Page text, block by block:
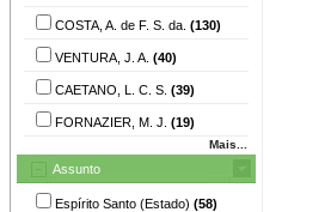
COSTA, A. de F. S. da. (130)
VENTURA, J. A. (40)
CAETANO, L. C. S. (39)
FORNAZIER, M. J. (19)
Mais...
Assunto
Espírito Santo (Estado) (58)